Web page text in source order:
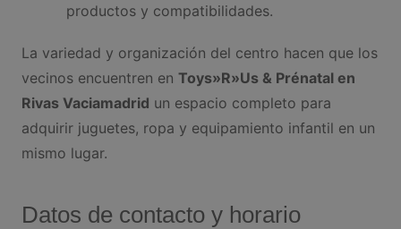
productos y compatibilidades.
La variedad y organización del centro hacen que los
vecinos encuentren en Toys»R»Us & Prénatal en
Rivas Vaciamadrid un espacio completo para
adquirir juguetes, ropa y equipamiento infantil en un
mismo lugar.
Datos de contacto y horario